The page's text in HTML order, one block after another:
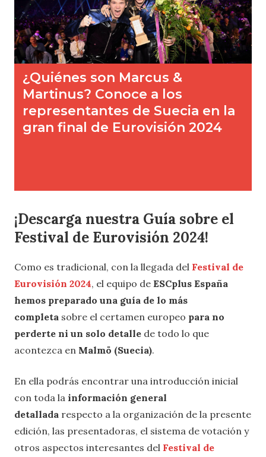
¡Descarga nuestra Guía sobre el
Festival de Eurovisión 2024!
Como es tradicional, con la llegada del Festival de
Eurovisión 2024, el equipo de ESCplus España
hemos preparado una guía de lo más
completa sobre el certamen europeo para no
perderte ni un solo detalle de todo lo que
acontezca en Malmö (Suecia).
En ella podrás encontrar una introducción inicial
con toda la información general
detallada respecto a la organización de la presente
edición, las presentadoras, el sistema de votación y
otros aspectos interesantes del Festival de